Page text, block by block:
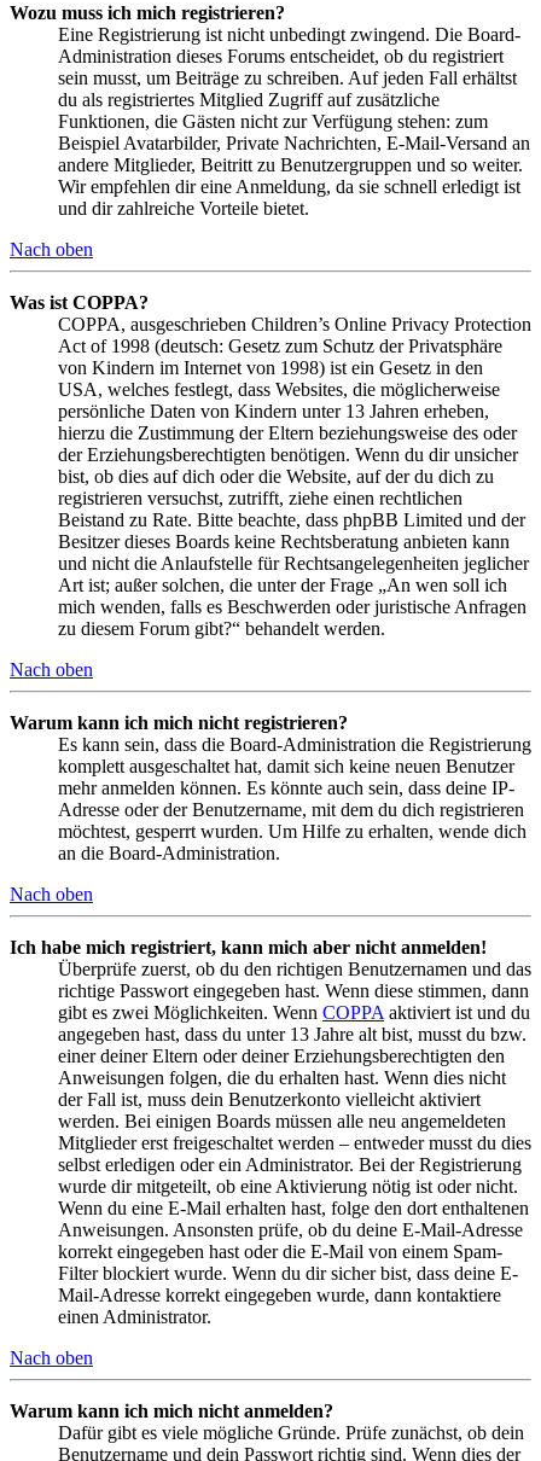
Wozu muss ich mich registrieren?
Eine Registrierung ist nicht unbedingt zwingend. Die Board-
Administration dieses Forums entscheidet, ob du registriert
sein musst, um Beiträge zu schreiben. Auf jeden Fall erhältst
du als registriertes Mitglied Zugriff auf zusätzliche
Funktionen, die Gästen nicht zur Verfügung stehen: zum
Beispiel Avatarbilder, Private Nachrichten, E-Mail-Versand an
andere Mitglieder, Beitritt zu Benutzergruppen und so weiter.
Wir empfehlen dir eine Anmeldung, da sie schnell erledigt ist
und dir zahlreiche Vorteile bietet.
Nach oben
Was ist COPPA?
COPPA, ausgeschrieben Children’s Online Privacy Protection
Act of 1998 (deutsch: Gesetz zum Schutz der Privatsphäre
von Kindern im Internet von 1998) ist ein Gesetz in den
USA, welches festlegt, dass Websites, die möglicherweise
persönliche Daten von Kindern unter 13 Jahren erheben,
hierzu die Zustimmung der Eltern beziehungsweise des oder
der Erziehungsberechtigten benötigen. Wenn du dir unsicher
bist, ob dies auf dich oder die Website, auf der du dich zu
registrieren versuchst, zutrifft, ziehe einen rechtlichen
Beistand zu Rate. Bitte beachte, dass phpBB Limited und der
Besitzer dieses Boards keine Rechtsberatung anbieten kann
und nicht die Anlaufstelle für Rechtsangelegenheiten jeglicher
Art ist; außer solchen, die unter der Frage „An wen soll ich
mich wenden, falls es Beschwerden oder juristische Anfragen
zu diesem Forum gibt?“ behandelt werden.
Nach oben
Warum kann ich mich nicht registrieren?
Es kann sein, dass die Board-Administration die Registrierung
komplett ausgeschaltet hat, damit sich keine neuen Benutzer
mehr anmelden können. Es könnte auch sein, dass deine IP-
Adresse oder der Benutzername, mit dem du dich registrieren
möchtest, gesperrt wurden. Um Hilfe zu erhalten, wende dich
an die Board-Administration.
Nach oben
Ich habe mich registriert, kann mich aber nicht anmelden!
Überprüfe zuerst, ob du den richtigen Benutzernamen und das
richtige Passwort eingegeben hast. Wenn diese stimmen, dann
gibt es zwei Möglichkeiten. Wenn COPPA aktiviert ist und du
angegeben hast, dass du unter 13 Jahre alt bist, musst du bzw.
einer deiner Eltern oder deiner Erziehungsberechtigten den
Anweisungen folgen, die du erhalten hast. Wenn dies nicht
der Fall ist, muss dein Benutzerkonto vielleicht aktiviert
werden. Bei einigen Boards müssen alle neu angemeldeten
Mitglieder erst freigeschaltet werden – entweder musst du dies
selbst erledigen oder ein Administrator. Bei der Registrierung
wurde dir mitgeteilt, ob eine Aktivierung nötig ist oder nicht.
Wenn du eine E-Mail erhalten hast, folge den dort enthaltenen
Anweisungen. Ansonsten prüfe, ob du deine E-Mail-Adresse
korrekt eingegeben hast oder die E-Mail von einem Spam-
Filter blockiert wurde. Wenn du dir sicher bist, dass deine E-
Mail-Adresse korrekt eingegeben wurde, dann kontaktiere
einen Administrator.
Nach oben
Warum kann ich mich nicht anmelden?
Dafür gibt es viele mögliche Gründe. Prüfe zunächst, ob dein
Benutzername und dein Passwort richtig sind. Wenn dies der